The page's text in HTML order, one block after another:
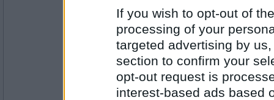
If you wish to opt-out of
processing of your
targeted advertising by
section to confirm your
opt-out request is
interest-based ads based
Antall innlegg:
43098
du har plass før du gjør øvelsen!
tilbake til sin faste plass inni øret.
Jensine1 - Ikke medlem lenger